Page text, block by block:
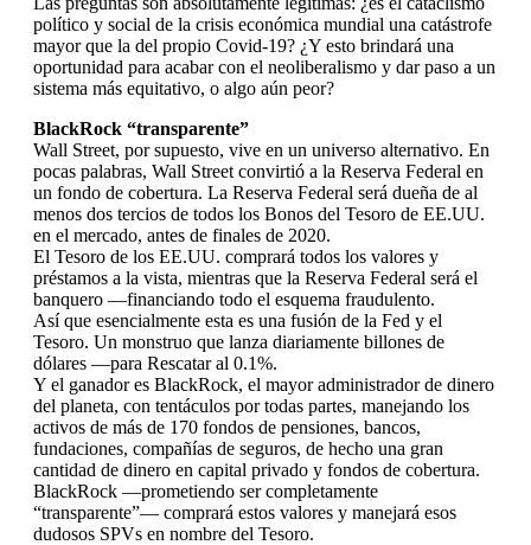
político y social de la crisis económica mundial una catástrofe
mayor que la del propio Covid-19? ¿Y esto brindará una
oportunidad para acabar con el neoliberalismo y dar paso a un
sistema más equitativo, o algo aún peor?
BlackRock “transparente”
Wall Street, por supuesto, vive en un universo alternativo. En
pocas palabras, Wall Street convirtió a la Reserva Federal en
un fondo de cobertura. La Reserva Federal será dueña de al
menos dos tercios de todos los Bonos del Tesoro de EE.UU.
en el mercado, antes de finales de 2020.
El Tesoro de los EE.UU. comprará todos los valores y
préstamos a la vista, mientras que la Reserva Federal será el
banquero —financiando todo el esquema fraudulento.
Así que esencialmente esta es una fusión de la Fed y el
Tesoro. Un monstruo que lanza diariamente billones de
dólares —para Rescatar al 0.1%.
Y el ganador es BlackRock, el mayor administrador de dinero
del planeta, con tentáculos por todas partes, manejando los
activos de más de 170 fondos de pensiones, bancos,
fundaciones, compañías de seguros, de hecho una gran
cantidad de dinero en capital privado y fondos de cobertura.
BlackRock —prometiendo ser completamente
“transparente”— comprará estos valores y manejará esos
dudosos SPVs en nombre del Tesoro.